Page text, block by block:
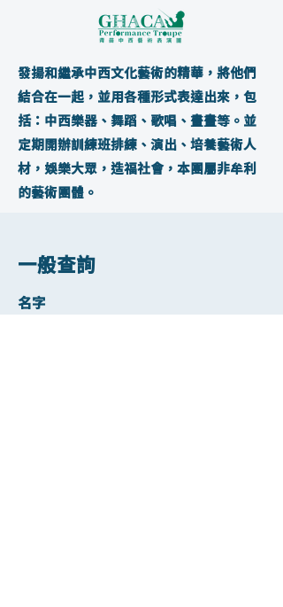
發揚和繼承中西文化藝術的精華，將他們
結合在一起，並用各種形式表達出來，包
括：中西樂器、舞蹈、歌唱、畫畫等。並
定期開辦訓練班排練、演出、培養藝術人
材，娛樂大眾，造福社會，本團屬非牟利
的藝術團體。
一般查詢
名字